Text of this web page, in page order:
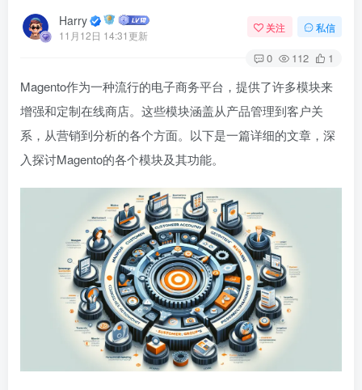
Harry
11月12日 14:31更新
关注 私信
0 112 1
Magento作为一种流行的电子商务平台，提供了许多模块来
增强和定制在线商店。这些模块涵盖从产品管理到客户关
系，从营销到分析的各个方面。以下是一篇详细的文章，深
入探讨Magento的各个模块及其功能。